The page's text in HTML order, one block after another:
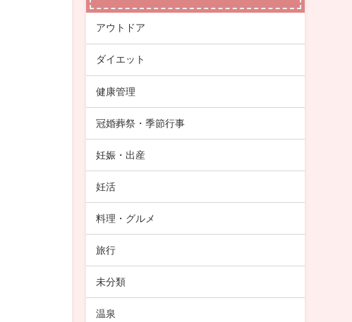
アウトドア
ダイエット
健康管理
冠婚葬祭・季節行事
妊娠・出産
妊活
料理・グルメ
旅行
未分類
温泉